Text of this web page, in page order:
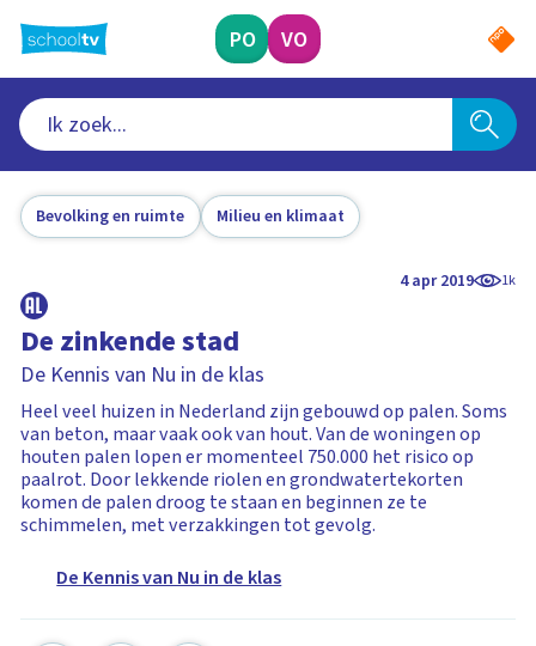
naar
hoofdinhoud
PO VO
Bevolking en ruimte Milieu en klimaat
4 apr 2019 1k
De zinkende stad
De Kennis van Nu in de klas
Heel veel huizen in Nederland zijn gebouwd op palen. Soms
van beton, maar vaak ook van hout. Van de woningen op
houten palen lopen er momenteel 750.000 het risico op
paalrot. Door lekkende riolen en grondwatertekorten
komen de palen droog te staan en beginnen ze te
schimmelen, met verzakkingen tot gevolg.
De Kennis van Nu in de klas